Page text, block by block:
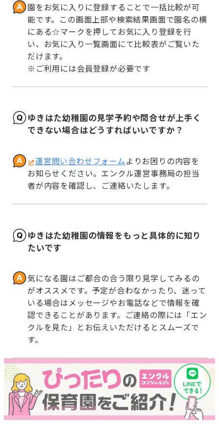
園をお気に入りに登録することで一括比較が可
能です。この画面上部や検索結果画面で園名の横
にある☆マークを押してお気に入り登録を行
い、お気に入り一覧画面にて比較表がご覧いた
だけます。
※ご利用には会員登録が必要です
ゆきはた幼稚園の見学予約や問合せが上手く
できない場合はどうすればいいですか？
運営問い合わせフォームよりお困りの内容を
お知らせください。エンクル運営事務局の担当
者が内容を確認し、ご連絡いたします。
ゆきはた幼稚園の情報をもっと具体的に知り
たいです
気になる園はご都合の合う限り見学してみるの
がオススメです。予定が合わなかったり、迷って
いる場合はメッセージやお電話などで情報を確
認できることがあります。ご連絡の際には「エン
クルを見た」とお伝えいただけるとスムーズで
す。